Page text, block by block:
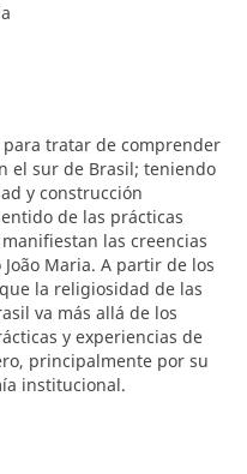
tratar de comprender
el sur de Brasil; teniendo
y construcción
de las prácticas
las creencias
Maria. A partir de los
la religiosidad de las
va más allá de los
y experiencias de
principalmente por su
institucional.